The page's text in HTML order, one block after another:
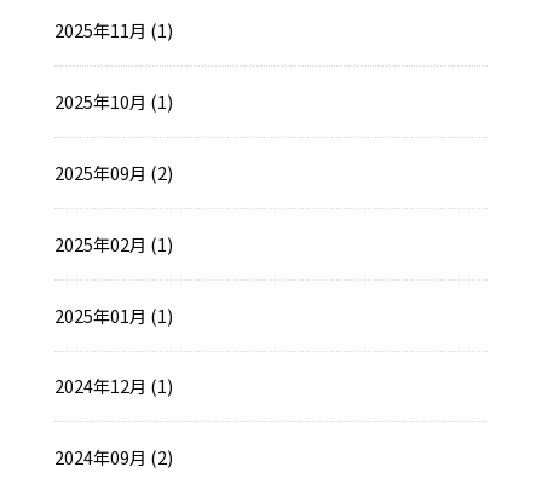
2025年11月 (1)
2025年10月 (1)
2025年09月 (2)
2025年02月 (1)
2025年01月 (1)
2024年12月 (1)
2024年09月 (2)